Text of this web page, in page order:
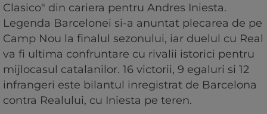
Clasico" din cariera pentru Andres Iniesta.
Legenda Barcelonei si-a anuntat plecarea de pe
Camp Nou la finalul sezonului, iar duelul cu Real
va fi ultima confruntare cu rivalii istorici pentru
mijlocasul catalanilor. 16 victorii, 9 egaluri si 12
infrangeri este bilantul inregistrat de Barcelona
contra Realului, cu Iniesta pe teren.